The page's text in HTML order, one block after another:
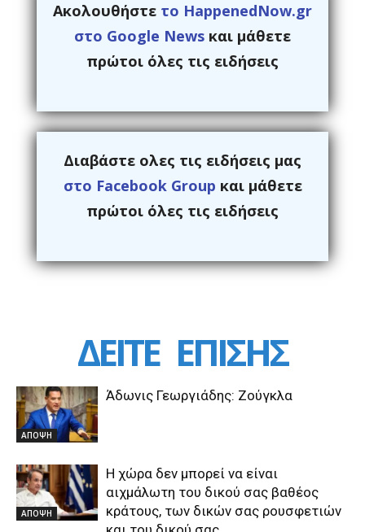
Ακολουθήστε το HappenedNow.gr
στο Google News και μάθετε
πρώτοι όλες τις ειδήσεις
Διαβάστε ολες τις ειδήσεις μας
στο Facebook Group και μάθετε
πρώτοι όλες τις ειδήσεις
ΔΕΙΤΕ ΕΠΙΣΗΣ
ΑΠΟΨΗ
Άδωνις Γεωργιάδης: Ζούγκλα
ΑΠΟΨΗ
Η χώρα δεν μπορεί να είναι
αιχμάλωτη του δικού σας βαθέος
κράτους, των δικών σας ρουσφετιών